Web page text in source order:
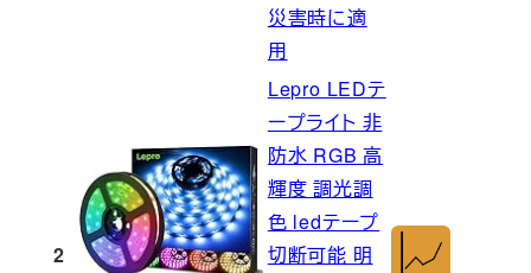
災害時に適
用
2
Lepro LEDテ
ープライト 非
防水 RGB 高
輝度 調光調
色 ledテープ
切断可能 明